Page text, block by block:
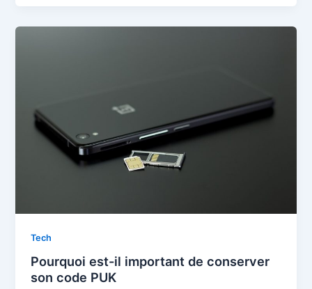
Tech
Pourquoi est-il important de conserver
son code PUK